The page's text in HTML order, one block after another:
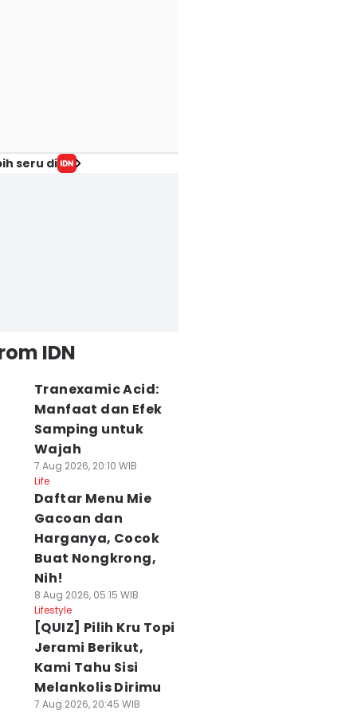
seru di
IDN
Tranexamic Acid:
Manfaat dan Efek
Samping untuk
Wajah
7 Aug 2026, 20:10 WIB
Life
Daftar Menu Mie
Gacoan dan
Harganya, Cocok
Buat Nongkrong,
Nih!
8 Aug 2026, 05:15 WIB
Lifestyle
[QUIZ] Pilih Kru Topi
Jerami Berikut,
Kami Tahu Sisi
Melankolis Dirimu
7 Aug 2026, 20:45 WIB